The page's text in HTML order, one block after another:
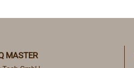
MASTER